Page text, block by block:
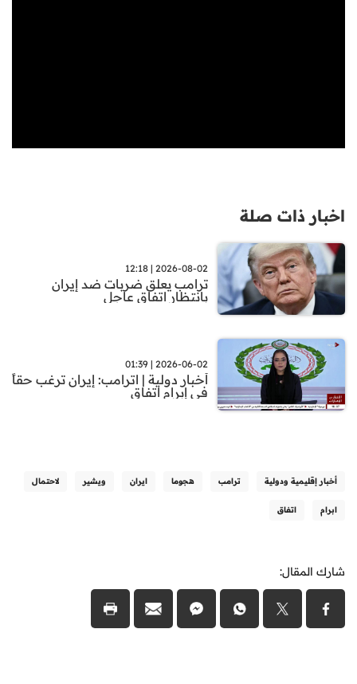
اخبار ذات صلة
2026-08-02 | 12:18
ترامب يعلق ضربات ضد إيران
بانتظار اتفاق عاجل
2026-06-02 | 01:39
أخبار دولية | اترامب: إيران ترغب حقاً
في إبرام اتفاق
أخبار إقليمية ودولية ترامب هجوما ايران ويشير لاحتمال
ابرام اتفاق
شارك المقال: